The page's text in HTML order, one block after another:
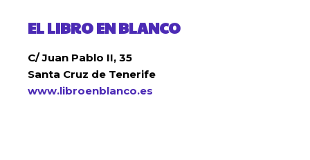
EL LIBRO EN BLANCO
C/ Juan Pablo II, 35
Santa Cruz de Tenerife
www.libroenblanco.es